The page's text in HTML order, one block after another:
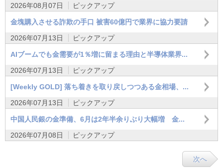
2026年08月07日 ピックアップ
金塊購入させる詐欺の手口 被害60億円で業界に協力要請
2026年07月13日
ピックアップ
AIブームでも金需要が1％増に留まる理由と半導体業界...
2026年07月13日
ピックアップ
[Weekly GOLD] 落ち着きを取り戻しつつある金相場、...
2026年07月13日
ピックアップ
中国人民銀の金準備、6月は2年半余りぶり大幅増 金...
2026年07月08日
ピックアップ
次へ